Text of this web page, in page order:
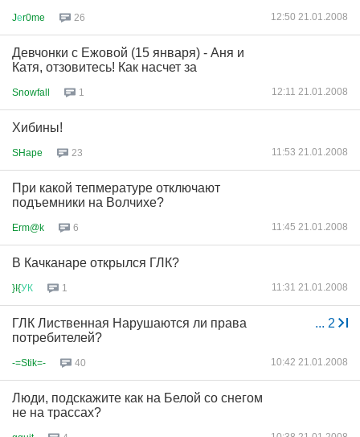
Jеr0me 26 12:50 21.01.2008
Девчонки с Ежовой (15 января) - Аня и
Катя, отзовитесь! Как насчет за
Snowfall 1 12:11 21.01.2008
Хибины!
SHape 23 11:53 21.01.2008
При какой тепмературе отключают
подъемники на Волчихе?
Erm@k 6 11:45 21.01.2008
В Качканаре открылся ГЛК?
}I{УК 1 11:31 21.01.2008
... 2
ГЛК Лиственная Нарушаются ли права
потребителей?
-=Stik=- 40 10:42 21.01.2008
Люди, подскажите как на Белой со снегом
не на трассах?